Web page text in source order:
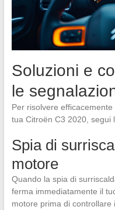
Soluzioni e
le
Per risolvere
tua Citroën C3 2020, segui
Spia di
motore
Quando la spia di
ferma immediatamente il
motore prima di controllare